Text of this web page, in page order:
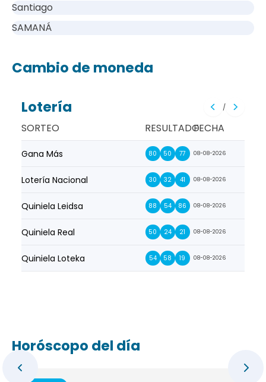
Santiago
SAMANÁ
Cambio de moneda
Lotería /
SORTEO RESULTADOFECHA
Gana Más 80 50 77 08-08-2026
Lotería Nacional 30 32 41 08-08-2026
Quiniela Leidsa 88 54 86 08-08-2026
Quiniela Real 50 24 21 08-08-2026
Quiniela Loteka 54 58 19 08-08-2026
Horóscopo del día